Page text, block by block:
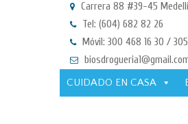
Carrera 88 #39-45
Tel: (604) 682 82 26
Móvil: 300 468 16 30 /
CUIDADO EN CASA